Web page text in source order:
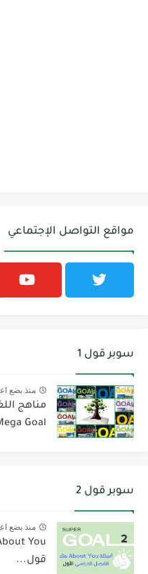
مواقع التواصل الإجتماعي
سوبر قول 1
منذ بضع
مناهج
Goal
سوبر قول 2
منذ بضع
قول...